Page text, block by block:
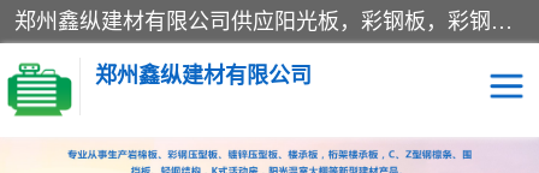
郑州鑫纵建材有限公司供应阳光板，彩钢板，彩钢钢构工程是一家集生产销售租赁安装于一体的企业，主要生产PC采光板，耐力板，仿古琉璃采光板，岩棉板、彩钢压型板、镀锌压型板、桁架楼承板，C、Z型钢檩条、围挡板、轻钢结构，阳光温室大棚等新型建材产品。公司旗下有多台移动式高空压瓦机租赁，承接全国各地业务，专业对外租赁各种型号压瓦机。
郑州鑫纵建材有限公司